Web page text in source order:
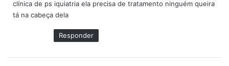
e
clínica de ps iquiatria ela precisa de tratamento ninguém queira
tá na cabeça dela
Responder